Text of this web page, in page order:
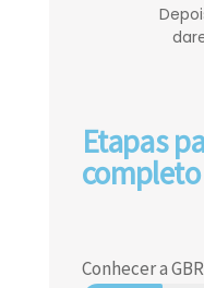
Etapas
completo
Conhecer a